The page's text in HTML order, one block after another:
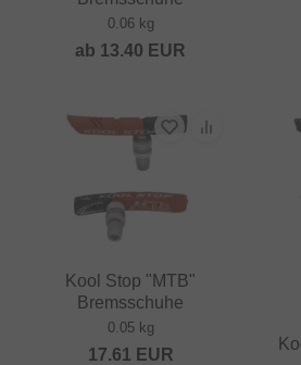
0.06 kg
ab 13.40 EUR
Kool Stop "MTB"
Bremsschuhe
0.05 kg
17.61 EUR